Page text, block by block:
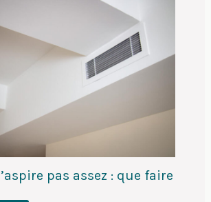
pas assez : que faire